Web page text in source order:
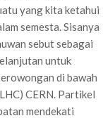
yang kita ketahui
semesta. Sisanya
sebut sebagai
untuk
di bawah
CERN. Partikel
mendekati